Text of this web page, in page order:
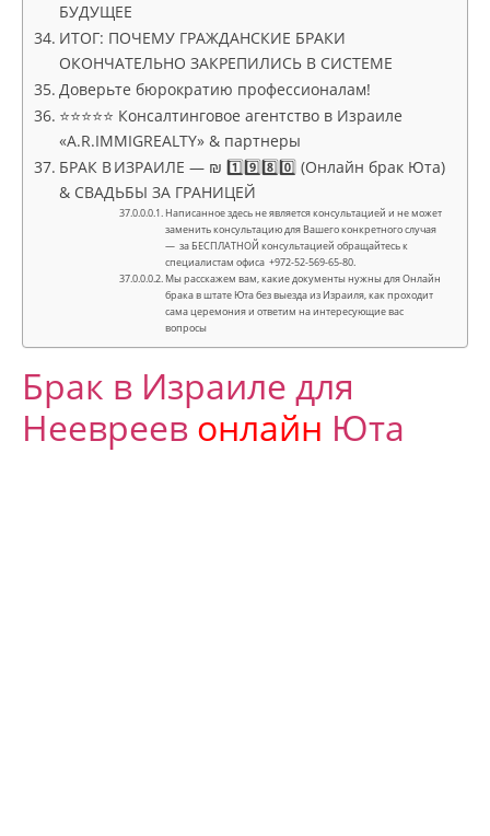
БУДУЩЕЕ
ИТОГ: ПОЧЕМУ ГРАЖДАНСКИЕ БРАКИ
ОКОНЧАТЕЛЬНО ЗАКРЕПИЛИСЬ В СИСТЕМЕ
Доверьте бюрократию профессионалам!
⭐⭐⭐⭐⭐ Консалтинговое агентство в Израиле
«A.R.IMMIGREALTY» & партнеры
БРАК В ИЗРАИЛЕ — ₪ 1️⃣9️⃣8️⃣0️⃣ (Онлайн брак Юта)
& СВАДЬБЫ ЗА ГРАНИЦЕЙ
Написанное здесь не является консультацией и не может
заменить консультацию для Вашего конкретного случая
— за БЕСПЛАТНОЙ консультацией обращайтесь к
специалистам офиса +972-52-569-65-80.
Мы расскажем вам, какие документы нужны для Онлайн
брака в штате Юта без выезда из Израиля, как проходит
сама церемония и ответим на интересующие вас
вопросы
Брак в Израиле для
Неевреев онлайн Юта